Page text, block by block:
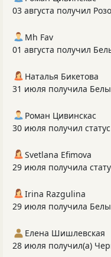
03 августа получил
Mh Fav
01 августа получил
Наталья Бикетова
31 июля получила
Роман Цивинскас
30 июля получил
Svetlana Efimova
29 июля получила
Irina Razgulina
29 июля получила
Елена Шишлевская
28 июля получил(а)